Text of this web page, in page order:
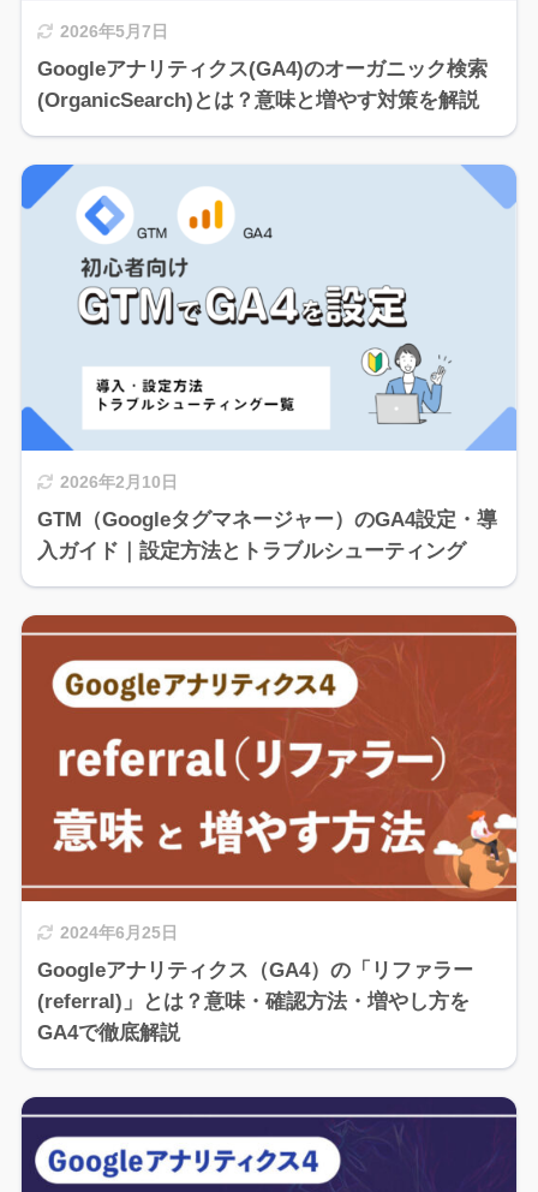
2026年5月7日
Googleアナリティクス(GA4)のオーガニック検索
(OrganicSearch)とは？意味と増やす対策を解説
2026年2月10日
GTM（Googleタグマネージャー）のGA4設定・導
入ガイド｜設定方法とトラブルシューティング
2024年6月25日
Googleアナリティクス（GA4）の「リファラー
(referral)」とは？意味・確認方法・増やし方を
GA4で徹底解説